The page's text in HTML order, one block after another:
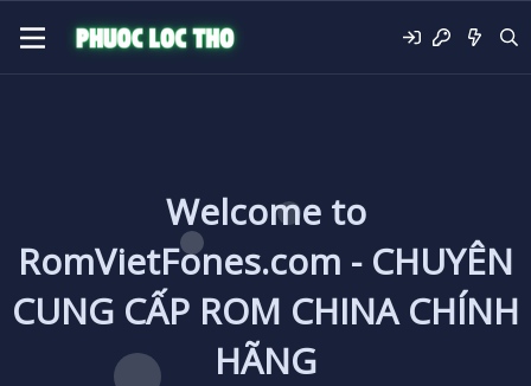
Welcome to
RomVietFones.com - CHUYÊN
CUNG CẤP ROM CHINA CHÍNH
HÃNG